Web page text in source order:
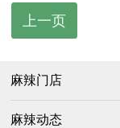
上一页
麻辣门店
麻辣动态